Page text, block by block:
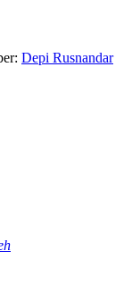
Depi Rusnandar